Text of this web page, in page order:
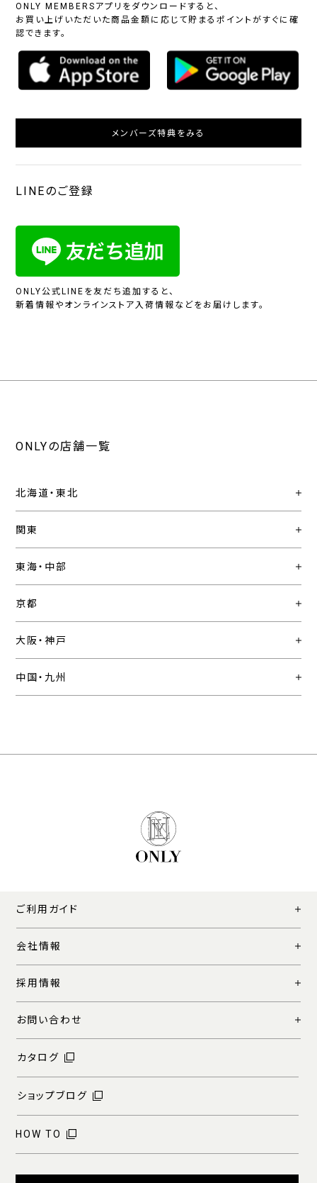
ONLY MEMBERSアプリをダウンロードすると、
お買い上げいただいた商品金額に応じて貯まるポイントがすぐに確
認できます。
メンバーズ特典をみる
LINEのご登録
ONLY公式LINEを友だち追加すると、
新着情報やオンラインストア入荷情報などをお届けします。
ONLYの店舗一覧
北海道・東北
関東
東海・中部
京都
大阪・神戸
中国・九州
ご利用ガイド
会社情報
採用情報
お問い合わせ
カタログ
ショップブログ
HOW TO